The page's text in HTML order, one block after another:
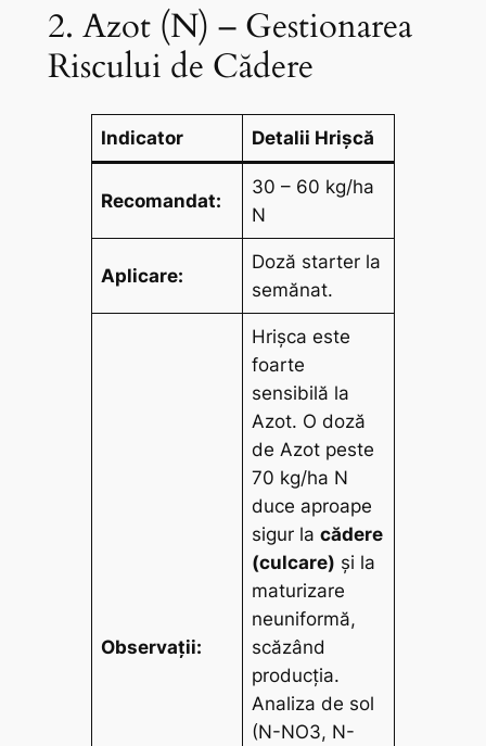
2. Azot (N) – Gestionarea
Riscului de Cădere
Indicator Detalii Hrișcă
Recomandat:
30 – 60 kg/ha
N
Aplicare:
Doză starter la
semănat.
Observații:
Hrișca este
foarte
sensibilă la
Azot. O doză
de Azot peste
70 kg/ha N
duce aproape
sigur lacădere
(culcare) și la
maturizare
neuniformă,
scăzând
producția.
Analiza de sol
(N-NO3, N-